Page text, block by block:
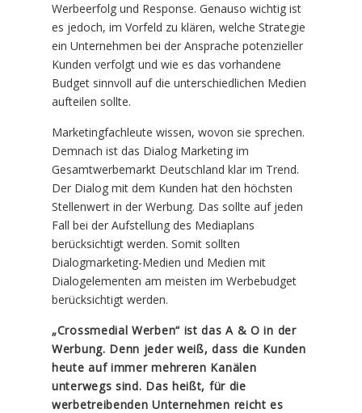
Werbeerfolg und Response. Genauso wichtig ist
es jedoch, im Vorfeld zu klären, welche Strategie
ein Unternehmen bei der Ansprache potenzieller
Kunden verfolgt und wie es das vorhandene
Budget sinnvoll auf die unterschiedlichen Medien
aufteilen sollte.
Marketingfachleute wissen, wovon sie sprechen.
Demnach ist das Dialog Marketing im
Gesamtwerbemarkt Deutschland klar im Trend.
Der Dialog mit dem Kunden hat den höchsten
Stellenwert in der Werbung. Das sollte auf jeden
Fall bei der Aufstellung des Mediaplans
berücksichtigt werden. Somit sollten
Dialogmarketing-Medien und Medien mit
Dialogelementen am meisten im Werbebudget
berücksichtigt werden.
„Crossmedial Werben“ ist das A & O in der
Werbung. Denn jeder weiß, dass die Kunden
heute auf immer mehreren Kanälen
unterwegs sind. Das heißt, für die
werbetreibenden Unternehmen reicht es